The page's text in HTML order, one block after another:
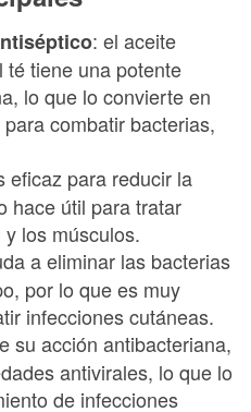
: el aceite
tiene una potente
lo que lo convierte en
combatir bacterias,
eficaz para reducir la
hace útil para tratar
los músculos.
a eliminar las bacterias
por lo que es muy
infecciones cutáneas.
su acción antibacteriana,
antivirales, lo que lo
de infecciones